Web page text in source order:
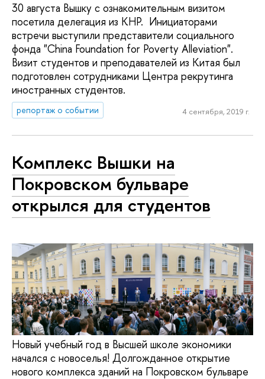
30 августа Вышку с ознакомительным визитом
посетила делегация из КНР. Инициаторами
встречи выступили представители социального
фонда "China Foundation for Poverty Alleviation".
Визит студентов и преподавателей из Китая был
подготовлен сотрудниками Центра рекрутинга
иностранных студентов.
репортаж о событии 4 сентября, 2019 г.
Комплекс Вышки на
Покровском бульваре
открылся для студентов
Новый учебный год в Высшей школе экономики
начался с новоселья! Долгожданное открытие
нового комплекса зданий на Покровском бульваре